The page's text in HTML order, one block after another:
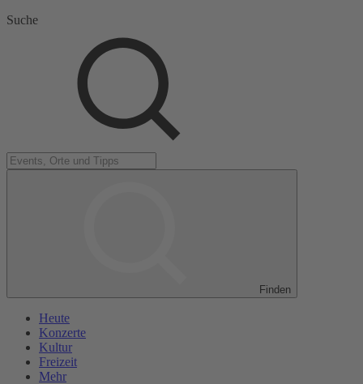
Suche
Finden
Heute
Konzerte
Kultur
Freizeit
Mehr